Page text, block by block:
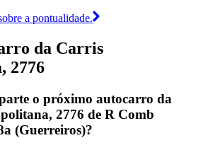
a pontualidade.
da Carris
2776
o próximo autocarro da
2776 de R Comb
(Guerreiros)?